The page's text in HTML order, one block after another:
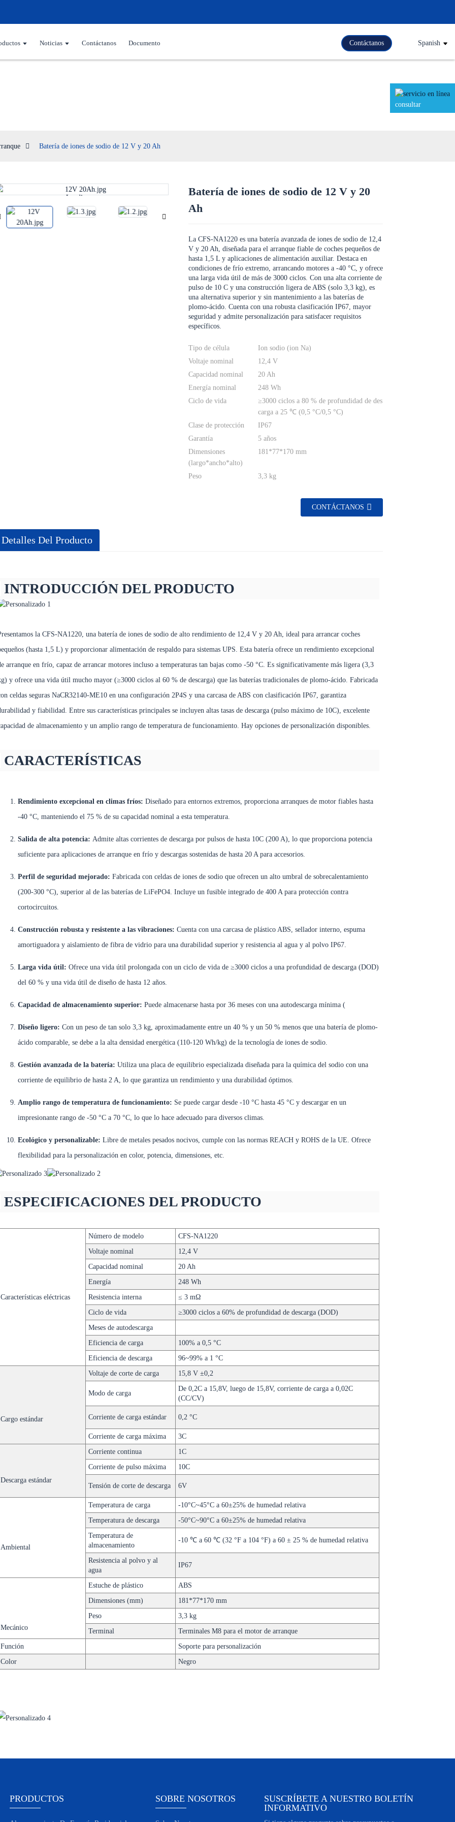
Noticias Contáctanos Documento Contáctanos Spanish
consultar
Batería de iones de sodio de 12 V y 20 Ah
Loading...
Loading... Loading...
Loading...
Batería de iones de sodio de 12 V y 20
Ah
La CFS-NA1220 es una batería avanzada de iones de sodio de 12,4
V y 20 Ah, diseñada para el arranque fiable de coches pequeños de
hasta 1,5 L y aplicaciones de alimentación auxiliar. Destaca en
condiciones de frío extremo, arrancando motores a -40 °C, y ofrece
una larga vida útil de más de 3000 ciclos. Con una alta corriente de
pulso de 10 C y una construcción ligera de ABS (solo 3,3 kg), es
una alternativa superior y sin mantenimiento a las baterías de
plomo-ácido. Cuenta con una robusta clasificación IP67, mayor
seguridad y admite personalización para satisfacer requisitos
específicos.
Tipo de célula
Ion sodio (ion Na)
Voltaje nominal
12,4 V
Capacidad nominal
20 Ah
Energía nominal
248 Wh
Ciclo de vida
≥3000 ciclos a 80 % de profundidad de des
carga a 25 ℃ (0,5 °C/0,5 °C)
Clase de protección
IP67
Garantía
5 años
Dimensiones
(largo*ancho*alto)
181*77*170 mm
Peso 3,3 kg
CONTÁCTANOS
Detalles Del Producto
INTRODUCCIÓN DEL PRODUCTO
la CFS-NA1220, una batería de iones de sodio de alto rendimiento de 12,4 V y 20 Ah, ideal para arrancar coches
(hasta 1,5 L) y proporcionar alimentación de respaldo para sistemas UPS. Esta batería ofrece un rendimiento excepcional
arranque en frío, capaz de arrancar motores incluso a temperaturas tan bajas como -50 °C. Es significativamente más ligera (3,3
y ofrece una vida útil mucho mayor (≥3000 ciclos al 60 % de descarga) que las baterías tradicionales de plomo-ácido. Fabricada
celdas seguras NaCR32140-ME10 en una configuración 2P4S y una carcasa de ABS con clasificación IP67, garantiza
y fiabilidad. Entre sus características principales se incluyen altas tasas de descarga (pulso máximo de 10C), excelente
de almacenamiento y un amplio rango de temperatura de funcionamiento. Hay opciones de personalización disponibles.
CARACTERÍSTICAS
Rendimiento excepcional en climas fríos: Diseñado para entornos extremos, proporciona arranques de motor fiables hasta
-40 °C, manteniendo el 75 % de su capacidad nominal a esta temperatura.
Salida de alta potencia: Admite altas corrientes de descarga por pulsos de hasta 10C (200 A), lo que proporciona potencia
suficiente para aplicaciones de arranque en frío y descargas sostenidas de hasta 20 A para accesorios.
Perfil de seguridad mejorado: Fabricada con celdas de iones de sodio que ofrecen un alto umbral de sobrecalentamiento
(200-300 °C), superior al de las baterías de LiFePO4. Incluye un fusible integrado de 400 A para protección contra
cortocircuitos.
Construcción robusta y resistente a las vibraciones: Cuenta con una carcasa de plástico ABS, sellador interno, espuma
amortiguadora y aislamiento de fibra de vidrio para una durabilidad superior y resistencia al agua y al polvo IP67.
Larga vida útil: Ofrece una vida útil prolongada con un ciclo de vida de ≥3000 ciclos a una profundidad de descarga (DOD)
del 60 % y una vida útil de diseño de hasta 12 años.
Capacidad de almacenamiento superior: Puede almacenarse hasta por 36 meses con una autodescarga mínima (
Diseño ligero: Con un peso de tan solo 3,3 kg, aproximadamente entre un 40 % y un 50 % menos que una batería de plomo-
ácido comparable, se debe a la alta densidad energética (110-120 Wh/kg) de la tecnología de iones de sodio.
Gestión avanzada de la batería: Utiliza una placa de equilibrio especializada diseñada para la química del sodio con una
corriente de equilibrio de hasta 2 A, lo que garantiza un rendimiento y una durabilidad óptimos.
Amplio rango de temperatura de funcionamiento: Se puede cargar desde -10 °C hasta 45 °C y descargar en un
impresionante rango de -50 °C a 70 °C, lo que lo hace adecuado para diversos climas.
Ecológico y personalizable: Libre de metales pesados ​​nocivos, cumple con las normas REACH y ROHS de la UE. Ofrece
flexibilidad para la personalización en color, potencia, dimensiones, etc.
ESPECIFICACIONES DEL PRODUCTO
Características eléctricas
Número de modelo
CFS-NA1220
Voltaje nominal
12,4 V
Capacidad nominal
20 Ah
Energía
248 Wh
Resistencia interna
≤ 3 mΩ
Ciclo de vida
≥3000 ciclos a 60% de profundidad de descarga (DOD)
Meses de autodescarga
Eficiencia de carga
100% a 0,5 °C
Eficiencia de descarga
96~99% a 1 °C
Cargo estándar
Voltaje de corte de carga 15,8 V ±0,2
Modo de carga
De 0,2C a 15,8V, luego de 15,8V, corriente de carga a 0,02C
(CC/CV)
Corriente de carga estándar 0,2 °C
Corriente de carga máxima 3C
Descarga estándar
Corriente continua
1C
Corriente de pulso máxima
10C
Tensión de corte de descarga 6V
Ambiental
Temperatura de carga
-10°C~45°C a 60±25% de humedad relativa
Temperatura de descarga
-50°C~90°C a 60±25% de humedad relativa
Temperatura de
almacenamiento
-10 ℃ a 60 ℃ (32 °F a 104 °F) a 60 ± 25 % de humedad relativa
Resistencia al polvo y al
agua
IP67
Mecánico
Estuche de plástico
ABS
Dimensiones (mm)
181*77*170 mm
Peso
3,3 kg
Terminal
Terminales M8 para el motor de arranque
Función
Soporte para personalización
Color
Negro
PRODUCTOS SOBRE NOSOTROS
SUSCRÍBETE A NUESTRO BOLETÍN
INFORMATIVO